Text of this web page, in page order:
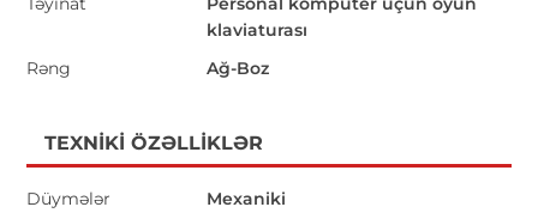
klaviaturası
Rəng
Ağ-Boz
TEXNIKI ÖZƏLLIKLƏR
Düymələr
Mexaniki